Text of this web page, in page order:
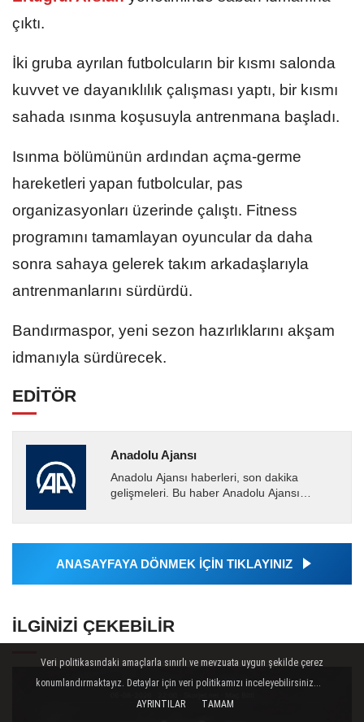
çıktı.
İki gruba ayrılan futbolcuların bir kısmı salonda
kuvvet ve dayanıklılık çalışması yaptı, bir kısmı
sahada ısınma koşusuyla antrenmana başladı.
Isınma bölümünün ardından açma-germe
hareketleri yapan futbolcular, pas
organizasyonları üzerinde çalıştı. Fitness
programını tamamlayan oyuncular da daha
sonra sahaya gelerek takım arkadaşlarıyla
antrenmanlarını sürdürdü.
Bandırmaspor, yeni sezon hazırlıklarını akşam
idmanıyla sürdürecek.
EDİTÖR
Anadolu Ajansı
Anadolu Ajansı haberleri, son dakika
gelişmeleri. Bu haber Anadolu Ajansı
tarafından geçilen tüm...
ANASAYFAYA DÖNMEK İÇİN TIKLAYINIZ
İLGINIZI ÇEKEBILIR
Veri politikasındaki amaçlarla sınırlı ve mevzuata uygun şekilde çerez
konumlandırmaktayız. Detaylar için veri politikamızı inceleyebilirsiniz...
AYRINTILAR
TAMAM